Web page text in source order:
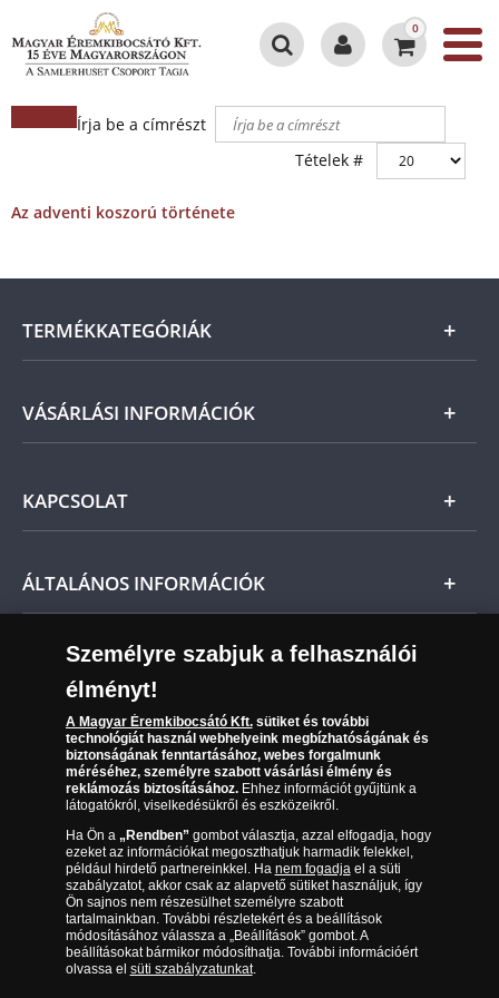
0
Írja be a címrészt
Tételek #
Az adventi koszorú története
TERMÉKKATEGÓRIÁK
Arany
Magyar
VÁSÁRLÁSI INFORMÁCIÓK
Kézbesítés
Reklamáció
Visszaküldés
Elállási űrlap
KAPCSOLAT
Ügyfélszolgálat
Leiratkozás a hírlevélről
Karrier
ÁLTALÁNOS INFORMÁCIÓK
Sütik (cookies) használata
Süti (cookies)Beállítások
Társaságunkról
Az érmék és érmek ára és értéke
Gyakran ismételt kérdések
Adatkezelés
06 80 888 889
(díjmentesen hívható hétfőtől csütörtökig 9.00 és 17.00
óra között, péntekenként 9.00 és 15.00 óra között)
Személyre szabjuk a felhasználói
élményt!
A Magyar Éremkibocsátó Kft.sütiket és további
technológiát használ webhelyeink megbízhatóságának és
biztonságának fenntartásához, webes forgalmunk
méréséhez, személyre szabott vásárlási élmény és
reklámozás biztosításához.Ehhez információt gyűjtünk a
látogatókról, viselkedésükről és eszközeikről.
Ha Ön a „Rendben”gombot választja, azzal elfogadja, hogy
ezeket az információkat megoszthatjuk harmadik felekkel,
például hirdető partnereinkkel. Ha nem fogadjael a süti
szabályzatot, akkor csak az alapvető sütiket használjuk, így
Ön sajnos nem részesülhet személyre szabott
tartalmainkban. További részletekért és a beállítások
módosításához válassza a „Beállítások” gombot. A
beállításokat bármikor módosíthatja. További információért
olvassa el süti szabályzatunkat.